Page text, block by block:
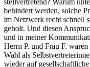
stellvertretend? Warum
behindert werden, solche
im Netzwerk recht schnell
geholt. Und diesen
und in meiner
Herrn P. und Frau F.
Wahl als
wieder auf